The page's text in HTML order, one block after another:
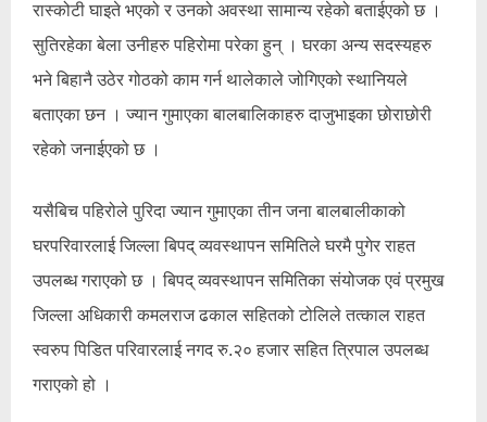
रास्कोटी घाइते भएको र उनको अवस्था सामान्य रहेको बताईएको छ ।
सुतिरहेका बेला उनीहरु पहिरोमा परेका हुन् । घरका अन्य सदस्यहरु
भने बिहानै उठेर गोठको काम गर्न थालेकाले जोगिएको स्थानियले
बताएका छन । ज्यान गुमाएका बालबालिकाहरु दाजुभाइका छोराछोरी
रहेको जनाईएको छ ।
यसैबिच पहिरोले पुरिदा ज्यान गुमाएका तीन जना बालबालीकाको
घरपरिवारलाई जिल्ला बिपद् व्यवस्थापन समितिले घरमै पुगेर राहत
उपलब्ध गराएको छ । बिपद् व्यवस्थापन समितिका संयोजक एवं प्रमुख
जिल्ला अधिकारी कमलराज ढकाल सहितको टोलिले तत्काल राहत
स्वरुप पिडित परिवारलाई नगद रु.२० हजार सहित त्रिपाल उपलब्ध
गराएको हो ।